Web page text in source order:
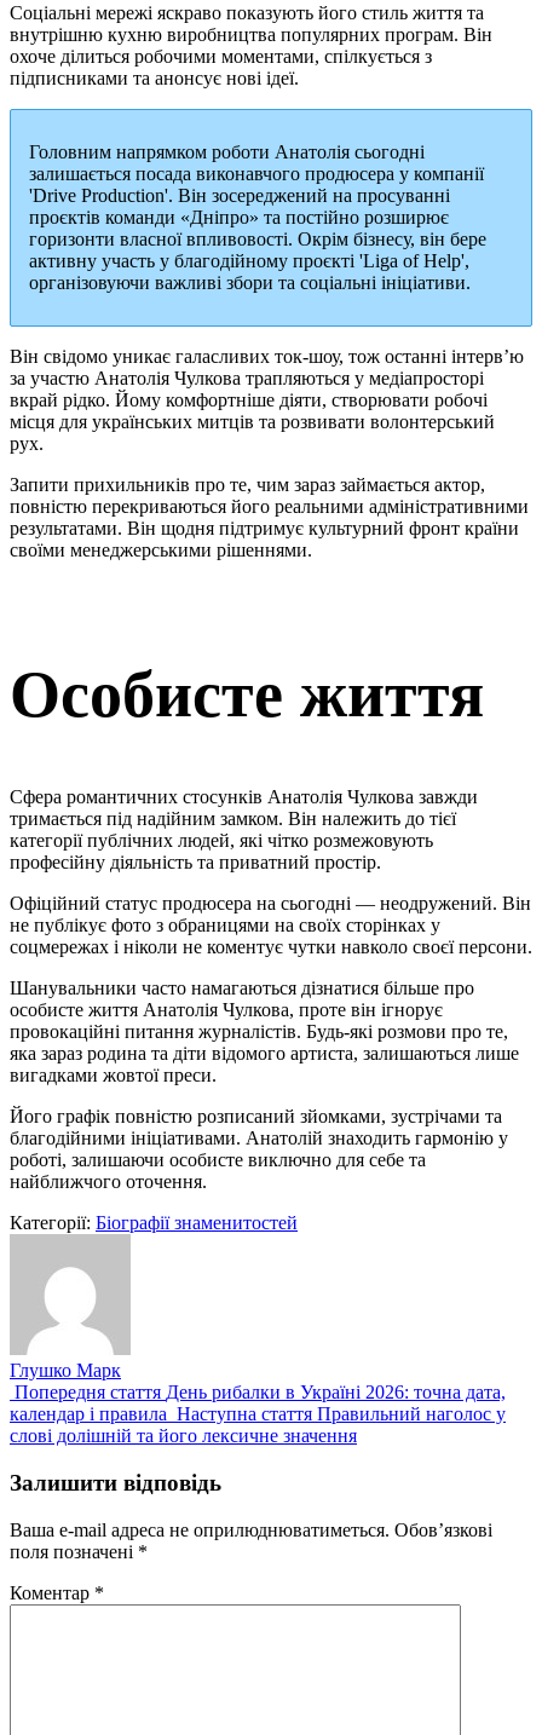
Соціальні мережі яскраво показують його стиль життя та
внутрішню кухню виробництва популярних програм. Він
охоче ділиться робочими моментами, спілкується з
підписниками та анонсує нові ідеї.
Головним напрямком роботи Анатолія сьогодні
залишається посада виконавчого продюсера у компанії
'Drive Production'. Він зосереджений на просуванні
проєктів команди «Дніпро» та постійно розширює
горизонти власної впливовості. Окрім бізнесу, він бере
активну участь у благодійному проєкті 'Liga of Help',
організовуючи важливі збори та соціальні ініціативи.
Він свідомо уникає галасливих ток-шоу, тож останні інтерв’ю
за участю Анатолія Чулкова трапляються у медіапросторі
вкрай рідко. Йому комфортніше діяти, створювати робочі
місця для українських митців та розвивати волонтерський
рух.
Запити прихильників про те, чим зараз займається актор,
повністю перекриваються його реальними адміністративними
результатами. Він щодня підтримує культурний фронт країни
своїми менеджерськими рішеннями.
Особисте життя
Сфера романтичних стосунків Анатолія Чулкова завжди
тримається під надійним замком. Він належить до тієї
категорії публічних людей, які чітко розмежовують
професійну діяльність та приватний простір.
Офіційний статус продюсера на сьогодні — неодружений. Він
не публікує фото з обраницями на своїх сторінках у
соцмережах і ніколи не коментує чутки навколо своєї персони.
Шанувальники часто намагаються дізнатися більше про
особисте життя Анатолія Чулкова, проте він ігнорує
провокаційні питання журналістів. Будь-які розмови про те,
яка зараз родина та діти відомого артиста, залишаються лише
вигадками жовтої преси.
Його графік повністю розписаний зйомками, зустрічами та
благодійними ініціативами. Анатолій знаходить гармонію у
роботі, залишаючи особисте виключно для себе та
найближчого оточення.
Категорії: Біографії знаменитостей
Глушко Марк
Попередня стаття Попередній
запис:
День рибалки в Україні 2026: точна дата,
календар і правила Наступна стаття Наступний
запис:
Правильний наголос у
слові долішній та його лексичне значення
Залишити відповідь
Ваша e-mail адреса не оприлюднюватиметься. Обов’язкові
поля позначені *
Коментар *